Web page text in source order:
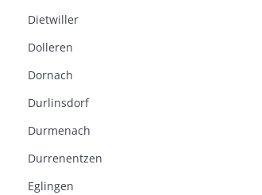
Dietwiller
Dolleren
Dornach
Durlinsdorf
Durmenach
Durrenentzen
Eglingen